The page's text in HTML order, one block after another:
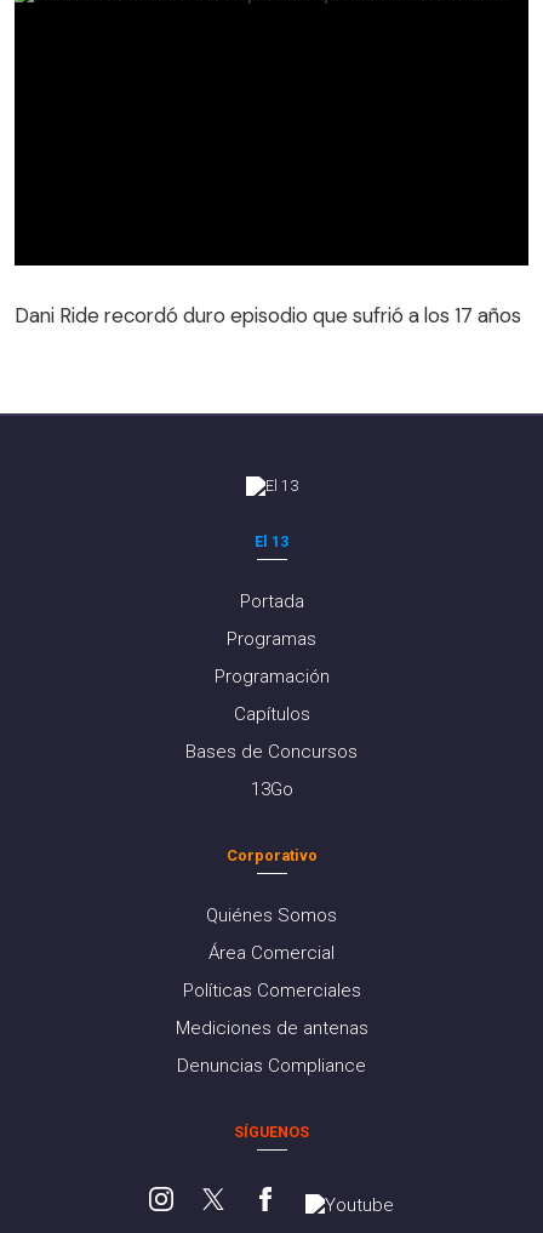
Dani Ride recordó duro episodio que sufrió a los 17 años
El 13
Portada
Programas
Programación
Capítulos
Bases de Concursos
13Go
Corporativo
Quiénes Somos
Área Comercial
Políticas Comerciales
Mediciones de antenas
Denuncias Compliance
SÍGUENOS